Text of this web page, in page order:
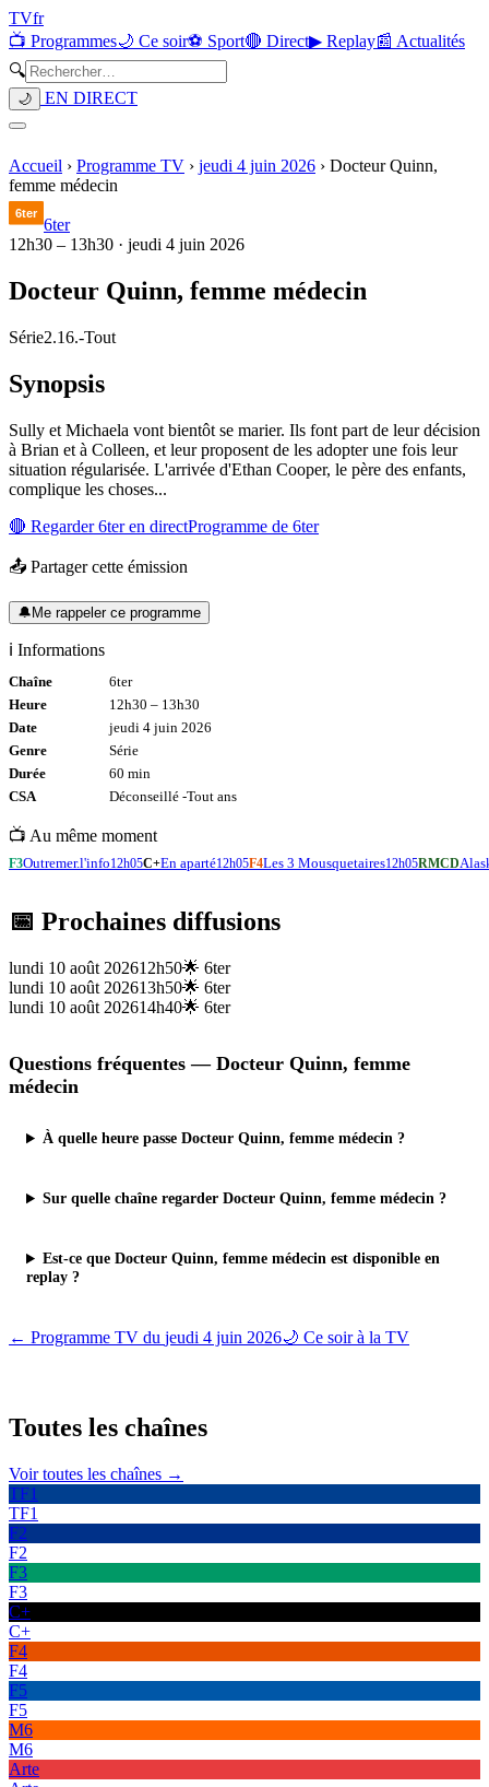
TVfr
📺 Programmes🌙 Ce soir⚽ Sport🔴 Direct▶ Replay📰 Actualités
🔍
🌙 EN DIRECT
Accueil › Programme TV › jeudi 4 juin 2026 › Docteur Quinn,
femme médecin
6ter
12h30 – 13h30 · jeudi 4 juin 2026
Docteur Quinn, femme médecin
Série2.16.-Tout
Synopsis
Sully et Michaela vont bientôt se marier. Ils font part de leur décision
à Brian et à Colleen, et leur proposent de les adopter une fois leur
situation régularisée. L'arrivée d'Ethan Cooper, le père des enfants,
complique les choses...
🔴 Regarder6teren directProgramme de 6ter
📤 Partager cette émission
🔔Me rappeler ce programme
ℹ️ Informations
Chaîne
6ter
Heure
12h30 – 13h30
Date
jeudi 4 juin 2026
Genre
Série
Durée
60 min
CSA
Déconseillé -Tout ans
📺 Au même moment
F3Outremer.l'info12h05C+En aparté12h05F4Les 3 Mousquetaires12h05RMCD
📅 Prochaines diffusions
lundi 10 août 202612h50🌟 6ter
lundi 10 août 202613h50🌟 6ter
lundi 10 août 202614h40🌟 6ter
Questions fréquentes — Docteur Quinn, femme
médecin
À quelle heure passe Docteur Quinn, femme médecin ?
Sur quelle chaîne regarder Docteur Quinn, femme médecin ?
Est-ce que Docteur Quinn, femme médecin est disponible en
replay ?
← Programme TV du jeudi 4 juin 2026🌙 Ce soir à la TV
Toutes les chaînes
Voir toutes les chaînes →
TF1
TF1
F2
F2
F3
F3
C+
C+
F4
F4
F5
F5
M6
M6
Arte